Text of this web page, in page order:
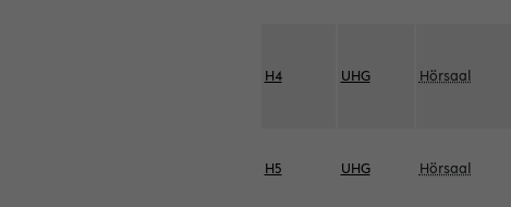
H4 UHG Hörsaal
H5 UHG Hörsaal